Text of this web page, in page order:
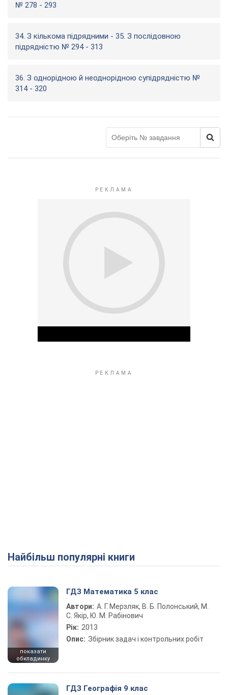
№ 278 - 293
34. З кількома підрядними - 35. З послідовною
підрядністю № 294 - 313
36. З однорідною й неоднорідною супідрядністю №
314 - 320
Найбільш популярні книги
показати
обкладинку
ГДЗ Математика 5 клас
Автори: А. Г. Мерзляк, В. Б. Полонський, М.
С. Якір, Ю. М. Рабінович
Рік: 2013
Опис: Збірник задач і контрольних робіт
ГДЗ Географія 9 клас